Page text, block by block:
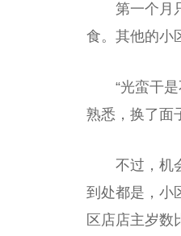
第一个月
食。其他的小
“光蛮干
熟悉，换了面
不过，机
到处都是，小
区店店主岁数